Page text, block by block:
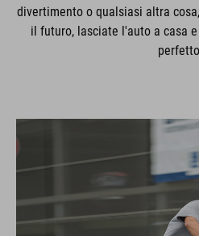
divertimento o qualsiasi altra
il futuro, lasciate l'auto a casa